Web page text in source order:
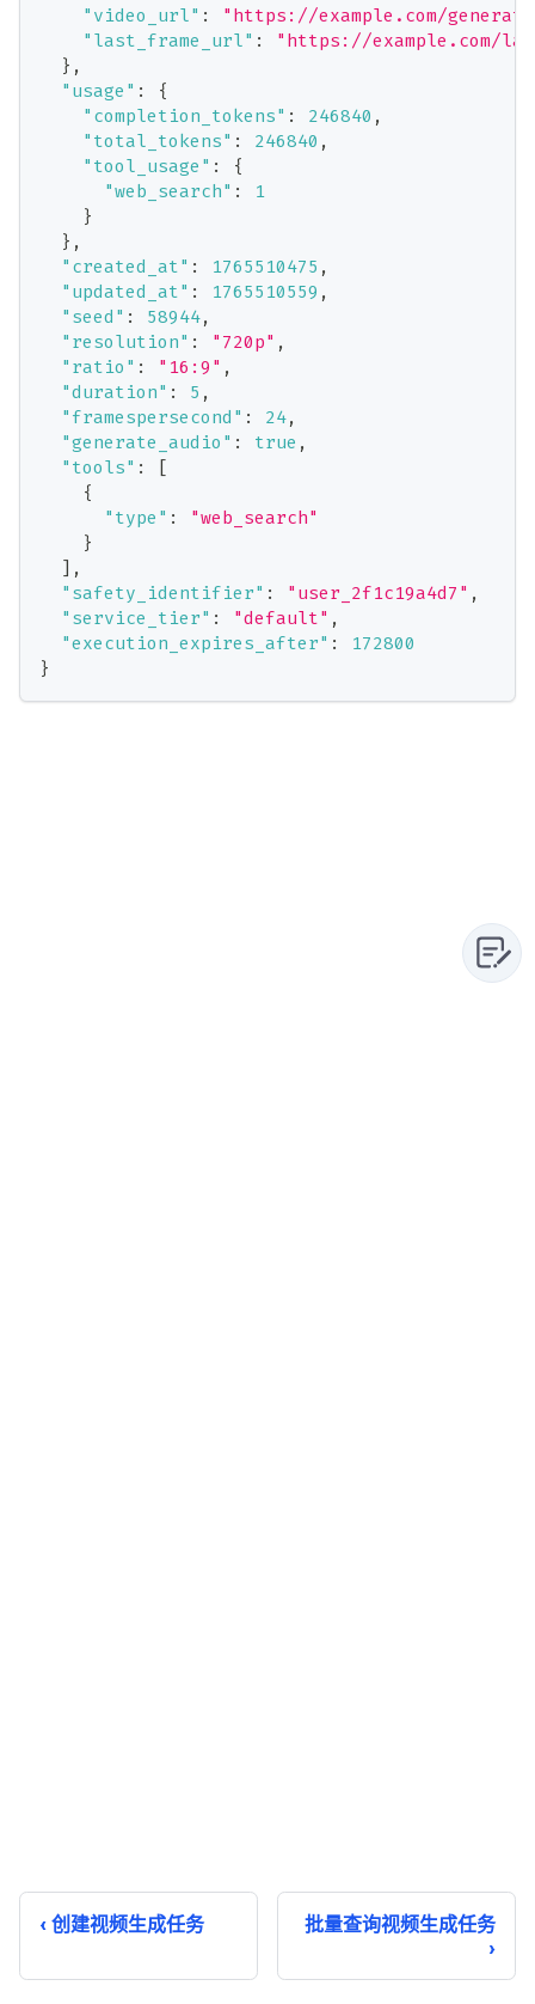
"video_url" :
"https://example.com/
"last_frame_url" :
"https://example.com/
} ,
"usage" :
{
"completion_tokens" : 246840 ,
"total_tokens" : 246840 ,
"tool_usage" :
{
"web_search" :
1
}
} ,
"created_at" : 1765510475 ,
"updated_at" : 1765510559 ,
"seed" : 58944,
"resolution" : "720p" ,
"ratio" : "16:9" ,
"duration" : 5 ,
"framespersecond" : 24,
"generate_audio" : true ,
"tools" :
[
{
"type" :
"web_search"
}
] ,
"safety_identifier" : "user_2f1c19a4d7" ,
"service_tier" : "default" ,
"execution_expires_after" :
172800
}
创建视频生成任务 批量查询视频生成任务